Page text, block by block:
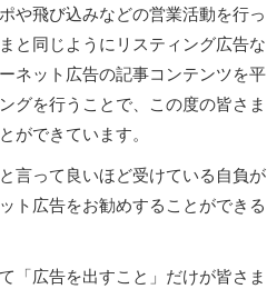
や飛び込みなどの営業活動を行っ
と同じようにリスティング広告な
ネット広告の記事コンテンツを平
グを行うことで、この度の皆さま
ができています。
言って良いほど受けている自負が
ト広告をお勧めすることができる
「広告を出すこと」だけが皆さま